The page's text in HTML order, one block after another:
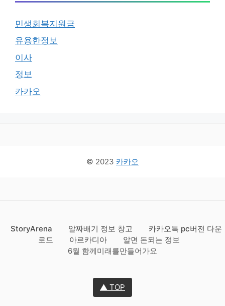
민생회복지원금
유용한정보
이사
정보
카카오
© 2023 카카오
StoryArena 알짜배기 정보 창고
카카오톡 pc버전 다운
로드
아르카디아
알면 돈되는 정보
6월 함께미래를만들어가요
▲ TOP